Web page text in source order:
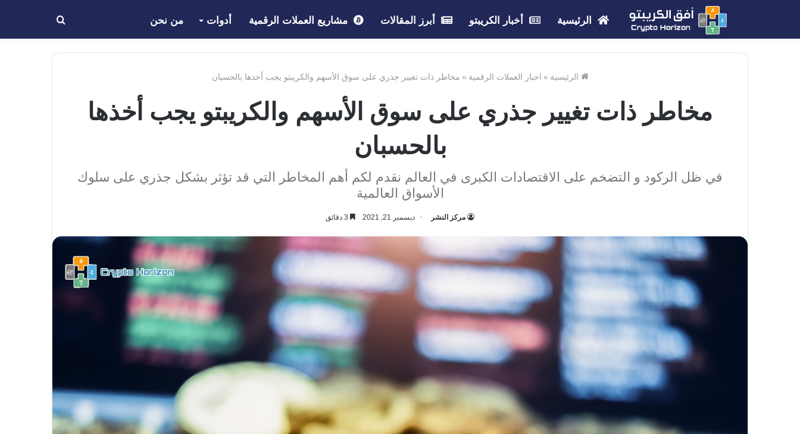
الرئيسية أخبار الكريبتو أبرز المقالات مشاريع العملات الرقمية أدوات من نحن بحث
عن
الرئيسية » اخبار العملات الرقمية » مخاطر ذات تغيير جذري على سوق الأسهم والكريبتو يجب أخذها بالحسبان
مخاطر ذات تغيير جذري على سوق الأسهم والكريبتو يجب أخذها
بالحسبان
في ظل الركود و التضخم على الاقتصادات الكبرى في العالم نقدم لكم أهم المخاطر التي قد تؤثر بشكل جذري على سلوك
الأسواق العالمية
مركز النشر ديسمبر 21, 2021